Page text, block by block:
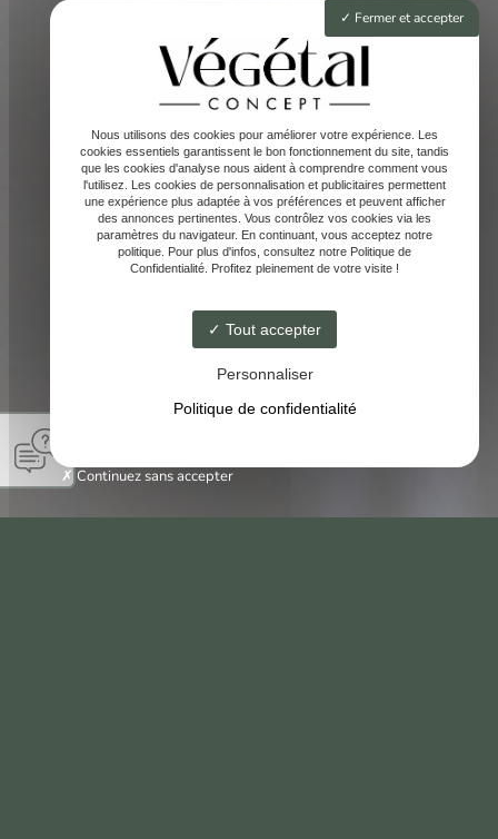
Fermer et accepter
Nous utilisons des cookies pour améliorer votre expérience. Les
cookies essentiels garantissent le bon fonctionnement du site, tandis
que les cookies d'analyse nous aident à comprendre comment vous
l'utilisez. Les cookies de personnalisation et publicitaires permettent
une expérience plus adaptée à vos préférences et peuvent afficher
des annonces pertinentes. Vous contrôlez vos cookies via les
paramètres du navigateur. En continuant, vous acceptez notre
politique. Pour plus d'infos, consultez notre Politique de
Confidentialité. Profitez pleinement de votre visite !
Tout accepter
Personnaliser
Politique de confidentialité
Continuez sans accepter